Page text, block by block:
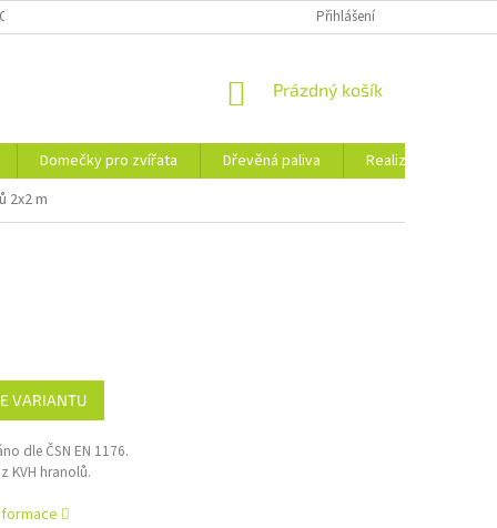
ÚDAJŮ PORADNA BLOG
Přihlášení
NÁKUPNÍ
Prázdný košík
Domečky pro zvířata Dřevěná paliva Realizace
2x2 m
VARIANTU
dle ČSN EN 1176.
KVH hranolů.